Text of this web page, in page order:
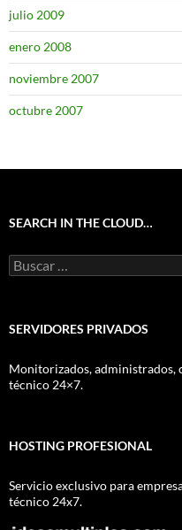
julio 2009
enero 2008
noviembre 2007
octubre 2007
SEARCH IN THE CLOUD…
Buscar:
SERVIDORES PRIVADOS
Monitorizados,
técnico 24×7.
HOSTING PROFESIONAL
Servicio exclusivo para
técnico 24x7.